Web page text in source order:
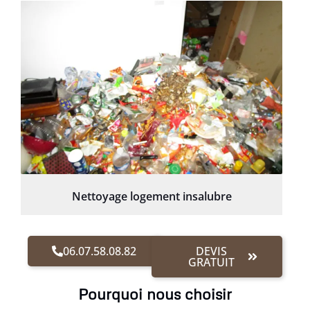
Nettoyage logement insalubre
06.07.58.08.82 DEVIS
GRATUIT
Pourquoi nous choisir